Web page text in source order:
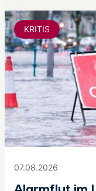
07.08.2026
KRITIS